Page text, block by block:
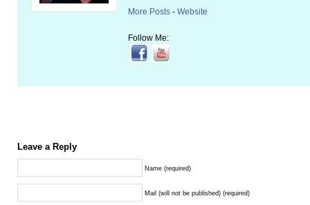
More Posts - Website
Follow Me:
Leave a Reply
Name (required)
Mail (will not be published) (required)